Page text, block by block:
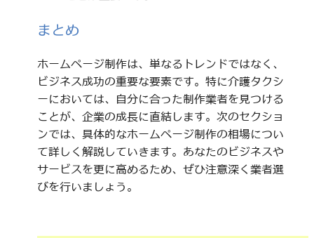
まとめ
ホームページ制作は、単なるトレンドではなく、
ビジネス成功の重要な要素です。特に介護タクシ
ーにおいては、自分に合った制作業者を見つける
ことが、企業の成長に直結します。次のセクショ
ンでは、具体的なホームページ制作の相場につい
て詳しく解説していきます。あなたのビジネスや
サービスを更に高めるため、ぜひ注意深く業者選
びを行いましょう。